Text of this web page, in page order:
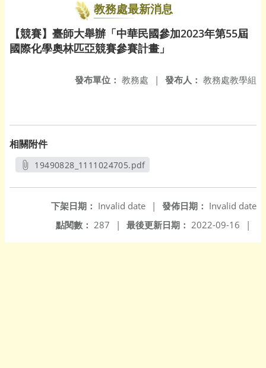
教務處最新消息
【競賽】臺師大舉辦「中華民國參加2023年第55屆
國際化學奧林匹亞競賽參賽計畫」
發布人： 教務處教學組
發布單位： 教務處 |
相關附件
19490828_1111024705.pdf
發佈日期： Invalid date
下架日期： Invalid date
|
最後更新日期： 2022-09-16 |
點閱數： 287 |